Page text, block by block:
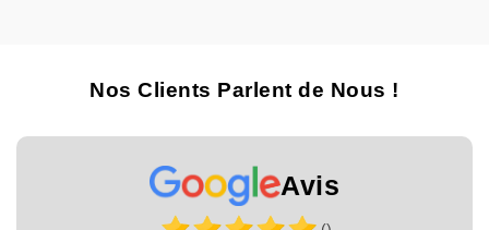
Nos Clients Parlent de Nous !
Avis